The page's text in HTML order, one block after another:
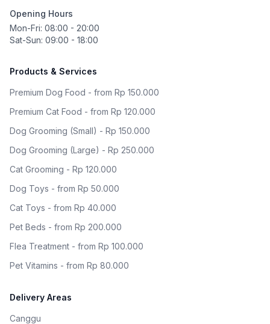
Opening Hours
Mon-Fri: 08:00 - 20:00
Sat-Sun: 09:00 - 18:00
Products & Services
Premium Dog Food - from Rp 150.000
Premium Cat Food - from Rp 120.000
Dog Grooming (Small) - Rp 150.000
Dog Grooming (Large) - Rp 250.000
Cat Grooming - Rp 120.000
Dog Toys - from Rp 50.000
Cat Toys - from Rp 40.000
Pet Beds - from Rp 200.000
Flea Treatment - from Rp 100.000
Pet Vitamins - from Rp 80.000
Delivery Areas
Canggu